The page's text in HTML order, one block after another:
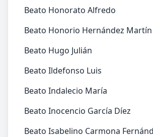
Beato Honorato Alfredo
Beato Honorio Hernández Martín
Beato Hugo Julián
Beato Ildefonso Luis
Beato Indalecio María
Beato Inocencio García Díez
Beato Isabelino Carmona